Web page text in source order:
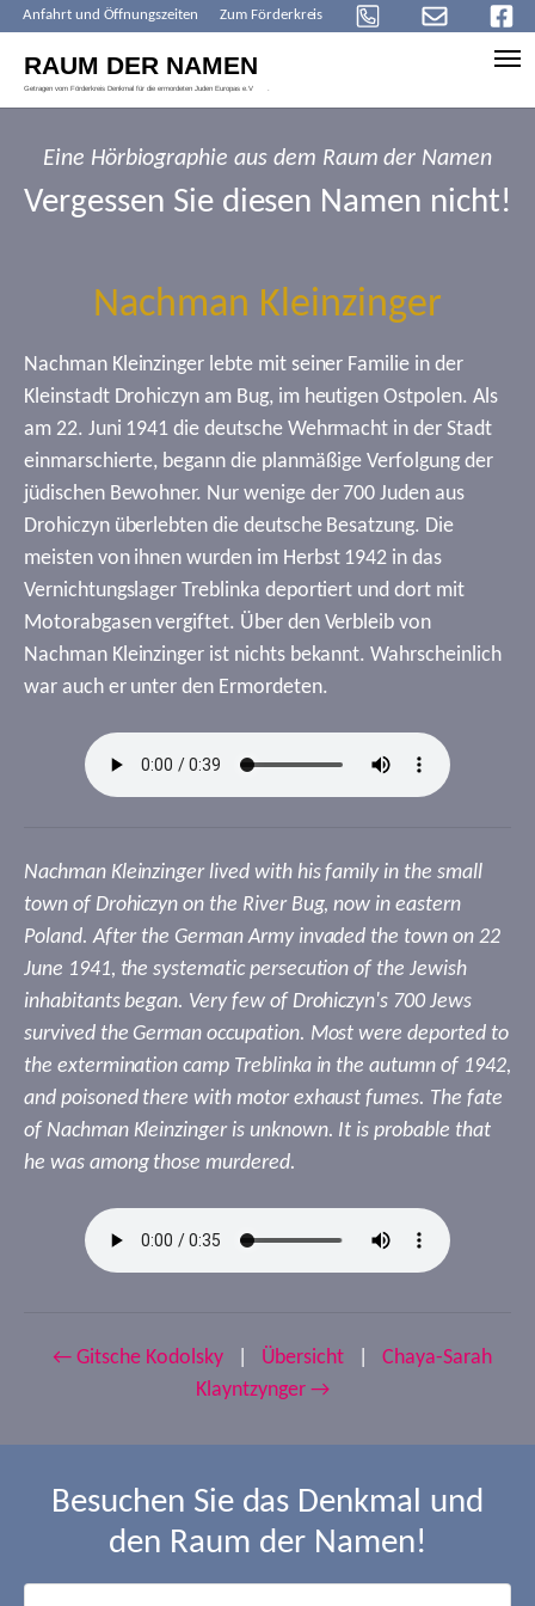
Anfahrt und Öffnungszeiten Zum Förderkreis
Eine Hörbiographie aus dem Raum der Namen
Vergessen Sie diesen Namen nicht!
Nachman Kleinzinger
Nachman Kleinzinger lebte mit seiner Familie in der
Kleinstadt Drohiczyn am Bug, im heutigen Ostpolen. Als
am 22. Juni 1941 die deutsche Wehrmacht in der Stadt
einmarschierte, begann die planmäßige Verfolgung der
jüdischen Bewohner. Nur wenige der 700 Juden aus
Drohiczyn überlebten die deutsche Besatzung. Die
meisten von ihnen wurden im Herbst 1942 in das
Vernichtungslager Treblinka deportiert und dort mit
Motorabgasen vergiftet. Über den Verbleib von
Nachman Kleinzinger ist nichts bekannt. Wahrscheinlich
war auch er unter den Ermordeten.
Nachman Kleinzinger lived with his family in the small
town of Drohiczyn on the River Bug, now in eastern
Poland. After the German Army invaded the town on 22
June 1941, the systematic persecution of the Jewish
inhabitants began. Very few of Drohiczyn's 700 Jews
survived the German occupation. Most were deported to
the extermination camp Treblinka in the autumn of 1942,
and poisoned there with motor exhaust fumes. The fate
of Nachman Kleinzinger is unknown. It is probable that
he was among those murdered.
← Gitsche Kodolsky Übersicht
Chaya-Sarah
Klayntzynger →
Besuchen Sie das Denkmal und
den Raum der Namen!